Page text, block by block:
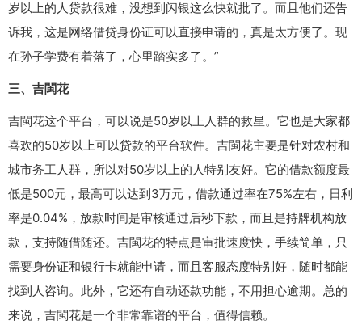
岁以上的人贷款很难，没想到闪银这么快就批了。而且他们还告
诉我，这是网络借贷身份证可以直接申请的，真是太方便了。现
在孙子学费有着落了，心里踏实多了。”
三、吉閩花
吉閩花这个平台，可以说是50岁以上人群的救星。它也是大家都
喜欢的50岁以上可以贷款的平台软件。吉閩花主要是针对农村和
城市务工人群，所以对50岁以上的人特别友好。它的借款额度最
低是500元，最高可以达到3万元，借款通过率在75%左右，日利
率是0.04%，放款时间是审核通过后秒下款，而且是持牌机构放
款，支持随借随还。吉閩花的特点是审批速度快，手续简单，只
需要身份证和银行卡就能申请，而且客服态度特别好，随时都能
找到人咨询。此外，它还有自动还款功能，不用担心逾期。总的
来说，吉閩花是一个非常靠谱的平台，值得信赖。